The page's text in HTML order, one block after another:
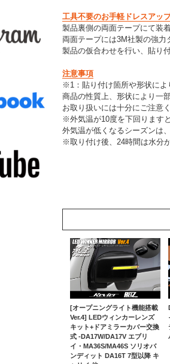
工具不要のお手軽ドレスアッ
製品裏側の両面テープにて装
両面テープには3M社製の強力
製品の仮合わせを行い、貼り
注意事項
※1：貼り付け箇所や形状によ
商品の性質上、形状により一
お取り扱いには十分にご注意く
※外気温が10度を下回ります
外気温が低くなるシーズンは
※取り付け後、24時間は水分
[オープニングライト機能搭載
Ver.4] LEDウィンカーレンズ
キット+ドアミラーカバー交換
式 -DA17W/DA17V エブリ
イ・MA36S/MA46S ソリオバ
ンディット DA16T 7型以降 キ